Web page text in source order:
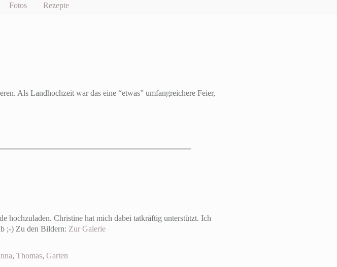
Fotos Rezepte
Als Landhochzeit war das eine “etwas” umfangreichere Feier,
hochzuladen. Christine hat mich dabei tatkräftig unterstützt. Ich
;-) Zu den Bildern: Zur Galerie
, Thomas, Garten